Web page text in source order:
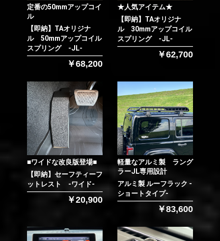
定番の50mmアップコイ
ル
【即納】TAオリジナ
ル 50mmアップコイル
スプリング -JL-
￥68,200
★人気アイテム★
【即納】TAオリジナ
ル 30mmアップコイル
スプリング -JL-
￥62,700
■ワイドな改良版登場■
【即納】セーフティーフ
ットレスト -ワイド-
￥20,900
軽量なアルミ製 ラング
ラーJL専用設計
アルミ製 ルーフラック -
ショートタイプ-
￥83,600